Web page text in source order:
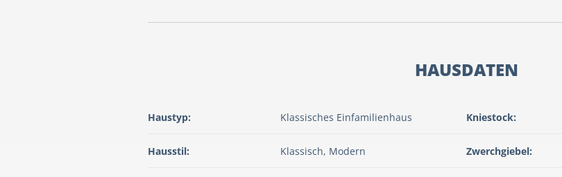
HAUSDATEN
Haustyp: Klassisches Einfamilienhaus
Hausstil: Klassisch, Modern
Kniestock:
Zwerchgiebel: